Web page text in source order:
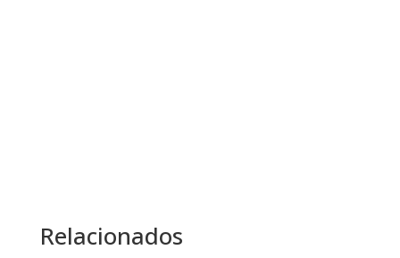
Relacionados